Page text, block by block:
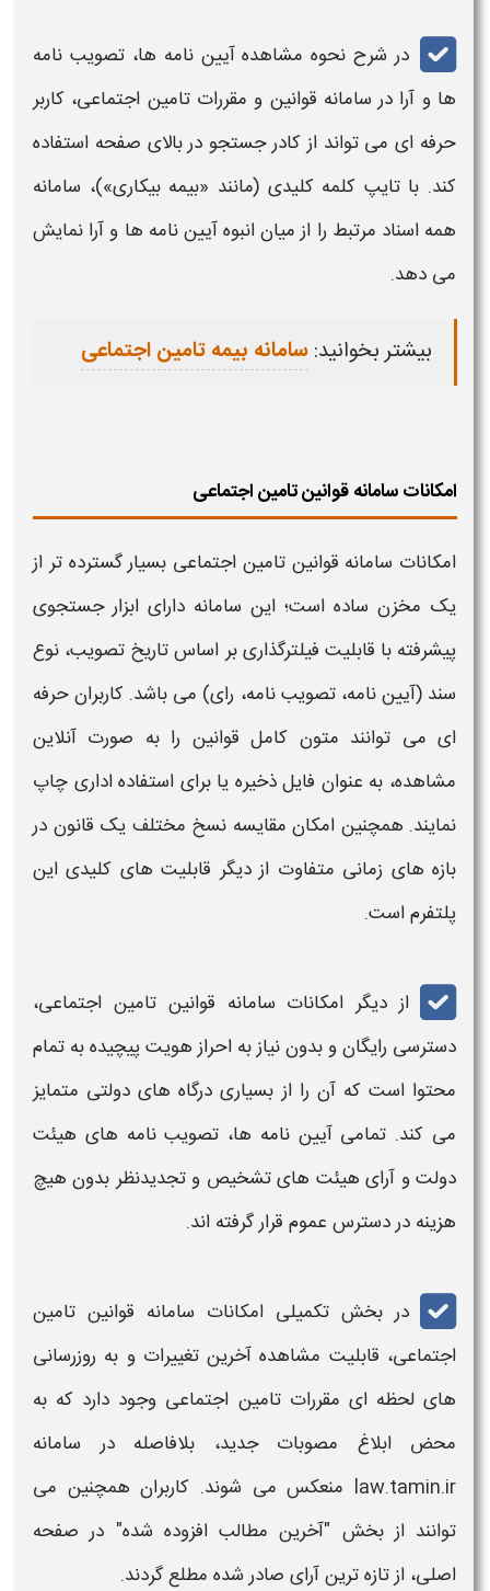
در شرح نحوه مشاهدهآیین نامه ها،تصویب نامه
ها و آرا در سامانه قوانین و مقررات تامین اجتماعی، کاربر
حرفه ای می تواند از کادر جستجو در بالای صفحه استفاده
کند. با تایپ کلمه کلیدی (مانند «بیمه بیکاری»)، سامانه
همه اسناد مرتبط را از میان انبوهآیین نامه ها وآرا نمایش
می دهد.
بیشتر بخوانید:سامانه بیمه تامین اجتماعی
امکانات سامانه قوانین تامین اجتماعی
امکانات سامانه قوانین تامین اجتماعی بسیار گسترده تر از
یک مخزن ساده است؛ این سامانه دارای ابزار جستجوی
پیشرفته با قابلیت فیلترگذاری بر اساس تاریخ تصویب، نوع
سند (آیین نامه، تصویب نامه، رای) می باشد. کاربران حرفه
ای می توانند متون کامل قوانین را به صورت آنلاین
مشاهده، به عنوان فایل ذخیره یا برای استفاده اداری چاپ
نمایند. همچنین امکان مقایسه نسخ مختلف یک قانون در
بازه های زمانی متفاوت از دیگر قابلیت های کلیدی این
پلتفرم است.
از دیگر امکانات سامانه قوانین تامین اجتماعی،
دسترسی رایگان و بدون نیاز به احراز هویت پیچیده به تمام
محتوا است که آن را از بسیاری درگاه های دولتی متمایز
می کند. تمامیآیین نامه ها، تصویب نامه های هیئت
دولت و آرایهیئت های تشخیص و تجدیدنظر بدون هیچ
هزینه در دسترس عموم قرار گرفته اند.
در بخش تکمیلی امکانات سامانه قوانین تامین
اجتماعی، قابلیت مشاهده آخرین تغییرات و به روزرسانی
های لحظه ای مقررات تامین اجتماعی وجود دارد که به
محض ابلاغ مصوبات جدید، بلافاصله در سامانه
law.tamin.ir منعکس می شوند. کاربران همچنین می
توانند از بخش "آخرین مطالب افزوده شده" در صفحه
اصلی، از تازه ترینآرای صادر شده مطلع گردند.